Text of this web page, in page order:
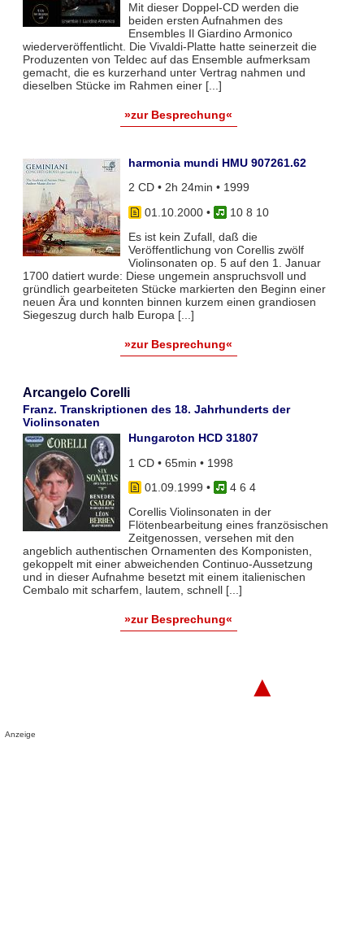
Mit dieser Doppel-CD werden die
beiden ersten Aufnahmen des
Ensembles Il Giardino Armonico
wiederveröffentlicht. Die Vivaldi-Platte hatte seinerzeit die
Produzenten von Teldec auf das Ensemble aufmerksam
gemacht, die es kurzerhand unter Vertrag nahmen und
dieselben Stücke im Rahmen einer [...]
»zur Besprechung«
harmonia mundi HMU 907261.62
2 CD • 2h 24min • 1999
01.10.2000•
10 8 10
Es ist kein Zufall, daß die
Veröffentlichung von Corellis zwölf
Violinsonaten op. 5 auf den 1. Januar
1700 datiert wurde: Diese ungemein anspruchsvoll und
gründlich gearbeiteten Stücke markierten den Beginn einer
neuen Ära und konnten binnen kurzem einen grandiosen
Siegeszug durch halb Europa [...]
»zur Besprechung«
Arcangelo Corelli
Franz. Transkriptionen des 18. Jahrhunderts der
Violinsonaten
Hungaroton HCD 31807
1 CD • 65min • 1998
01.09.1999 •
4 6 4
Corellis Violinsonaten in der
Flötenbearbeitung eines französischen
Zeitgenossen, versehen mit den
angeblich authentischen Ornamenten des Komponisten,
gekoppelt mit einer abweichenden Continuo-Aussetzung
und in dieser Aufnahme besetzt mit einem italienischen
Cembalo mit scharfem, lautem, schnell [...]
»zur Besprechung«
▲
Anzeige